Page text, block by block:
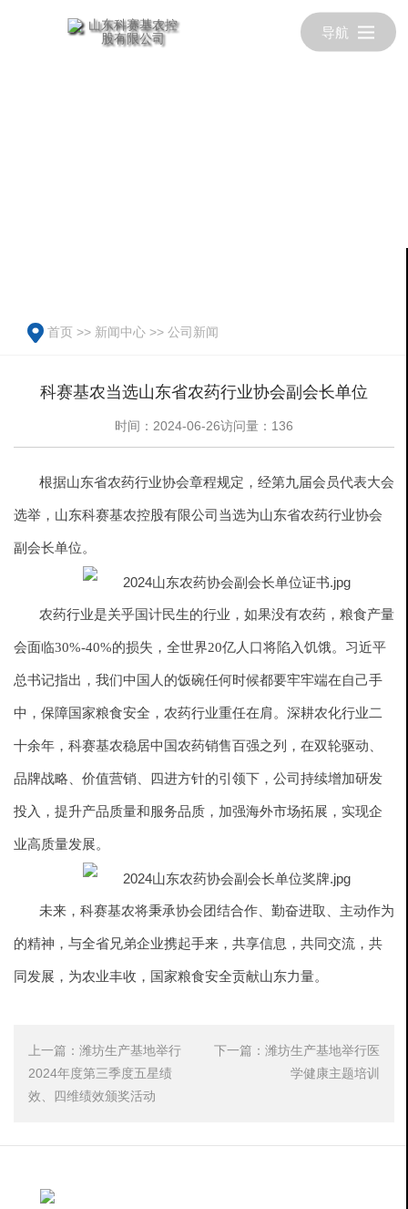
导航
首页 >> 新闻中心 >> 公司新闻
科赛基农当选山东省农药行业协会副会长单位
时间：2024-06-26访问量：136
根据山东省农药行业协会章程规定，经第九届会员代表大会
选举，山东科赛基农控股有限公司当选为山东省农药行业协会
副会长单位。
农药行业是关乎国计民生的行业，如果没有农药，粮食产量
会面临30%-40%的损失，全世界20亿人口将陷入饥饿。习近平
总书记指出，我们中国人的饭碗任何时候都要牢牢端在自己手
中，保障国家粮食安全，农药行业重任在肩。深耕农化行业二
十余年，科赛基农稳居中国农药销售百强之列，在双轮驱动、
品牌战略、价值营销、四进方针的引领下，公司持续增加研发
投入，提升产品质量和服务品质，加强海外市场拓展，实现企
业高质量发展。
未来，科赛基农将秉承协会团结合作、勤奋进取、主动作为
的精神，与全省兄弟企业携起手来，共享信息，共同交流，共
同发展，为农业丰收，国家粮食安全贡献山东力量。
上一篇： 潍坊生产基地举行
2024年度第三季度五星绩
效、四维绩效颁奖活动
下一篇： 潍坊生产基地举行医
学健康主题培训